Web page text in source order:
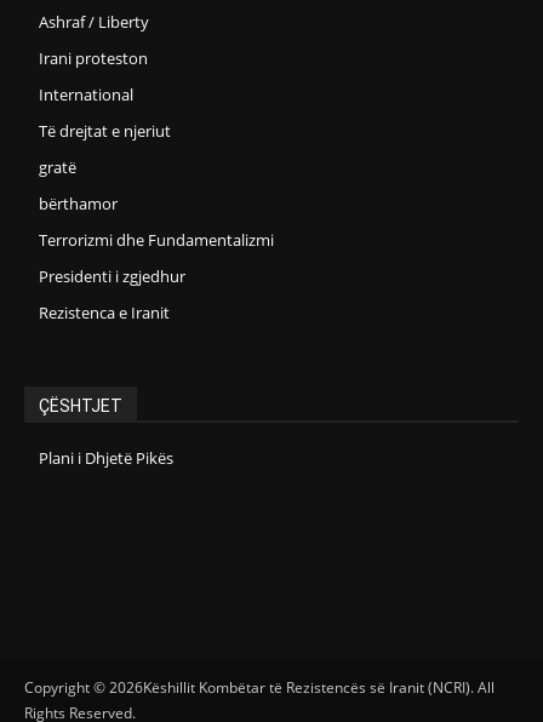
Ashraf / Liberty
Irani proteston
International
Të drejtat e njeriut
gratë
bërthamor
Terrorizmi dhe Fundamentalizmi
Presidenti i zgjedhur
Rezistenca e Iranit
ÇËSHTJET
Plani i Dhjetë Pikës
Copyright © 2026Këshillit Kombëtar të Rezistencës së Iranit (NCRI). All
Rights Reserved.